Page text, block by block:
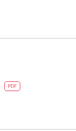
PDF